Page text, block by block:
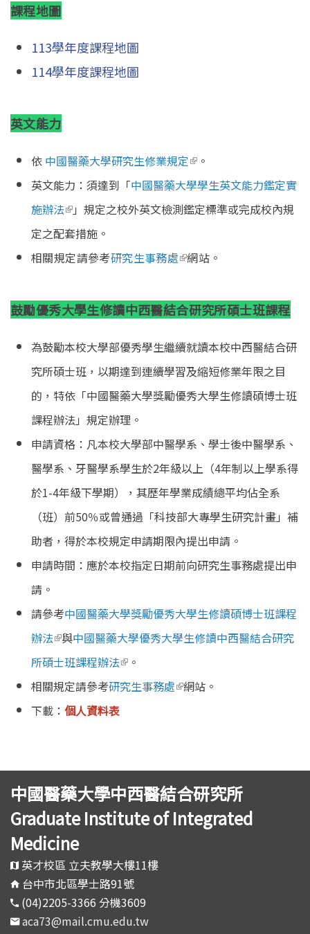
課程地圖
113學年度課程地圖
114學年度課程地圖
英文能力
依 中國醫藥大學研究生修業規定(link is external)
。
英文能力：須達到「中國醫藥大學學生英文能力鑑定實
施辦法(link is external)
」規定之校外英文檢測鑑定標準或完成校內規
定之配套措施。
相關規定請參考研究生事務處(link is external)
網站。
鼓勵優秀大學生修讀中西醫結合研究所碩士班課程
為鼓勵本校大學部優秀學生繼續就讀本校中西醫結合研
究所碩士班，以期達到連續學習及縮短修業年限之目
的，特依「中國醫藥大學獎勵優秀大學生修讀碩博士班
課程辦法」規定辦理。
申請資格：凡本校大學部中醫學系、學士後中醫學系、
醫學系、牙醫學系學生於2年級以上（4年制以上學系得
於1-4年級下學期），其歷年學業成績總平均佔全系
（班）前50％或曾通過「科技部大專學生研究計畫」補
助者，得於本校規定申請期限內提出申請。
申請時間：應於本校指定日期前向研究生事務處提出申
請。
請參考中國醫藥大學獎勵優秀大學生修讀碩博士班課程
辦法(link is external)
與中國醫藥大學優秀大學生修讀中西醫結合研究
所碩士班課程辦法(link is external)
。
相關規定請參考研究生事務處(link is external)
網站。
下載： 個人資料表
中國醫藥大學中西醫結合研究所
Graduate Institute of Integrated
Medicine
英才校區 立夫教學大樓11樓
台中市北區學士路91號
(04)2205-3366 分機3609
aca73@mail.cmu.edu.tw